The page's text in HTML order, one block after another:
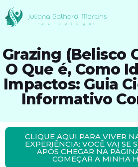
Grazing (Belisco
O Que é, Como
Impactos: Guia
Informativo
CLIQUE AQUI PARA VIVER
EXPERIÊNCIA: VOCÊ VAI SE
APÓS CHEGAR NA
COMEÇAR A MINHA